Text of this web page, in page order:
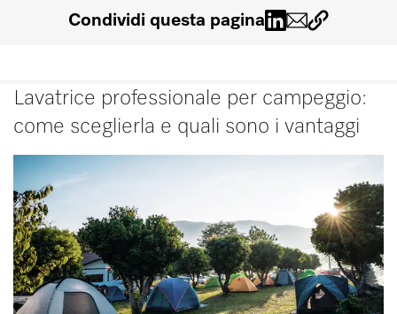
Condividi questa pagina
Lavatrice professionale per campeggio:
come sceglierla e quali sono i vantaggi